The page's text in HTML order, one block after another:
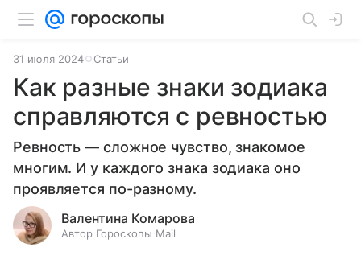
31 июля 2024 Статьи
Как разные знаки зодиака
справляются с ревностью
Ревность — сложное чувство, знакомое
многим. И у каждого знака зодиака оно
проявляется по-разному.
Валентина Комарова
Автор Гороскопы Mail